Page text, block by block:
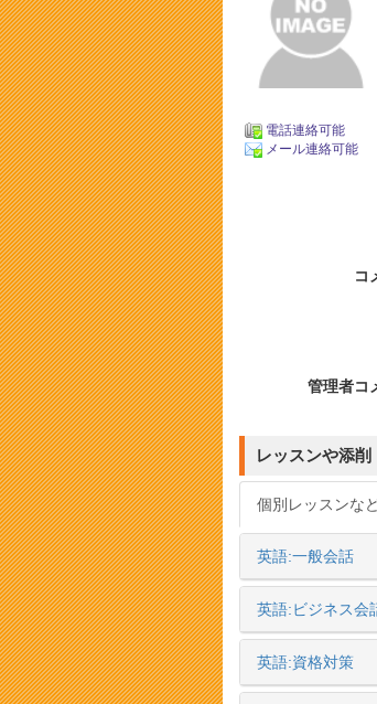
電話連絡可能
メール連絡可能
コ
管理者コ
レッスンや添
個別レッスンな
英語:一般会話
英語:ビジネス会
英語:資格対策